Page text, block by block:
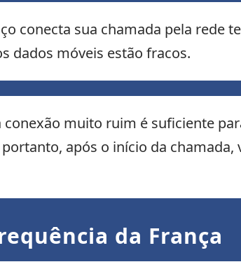
conecta sua chamada pela rede
dados móveis estão fracos.
muito ruim é suficiente
após o início da chamada,
da França